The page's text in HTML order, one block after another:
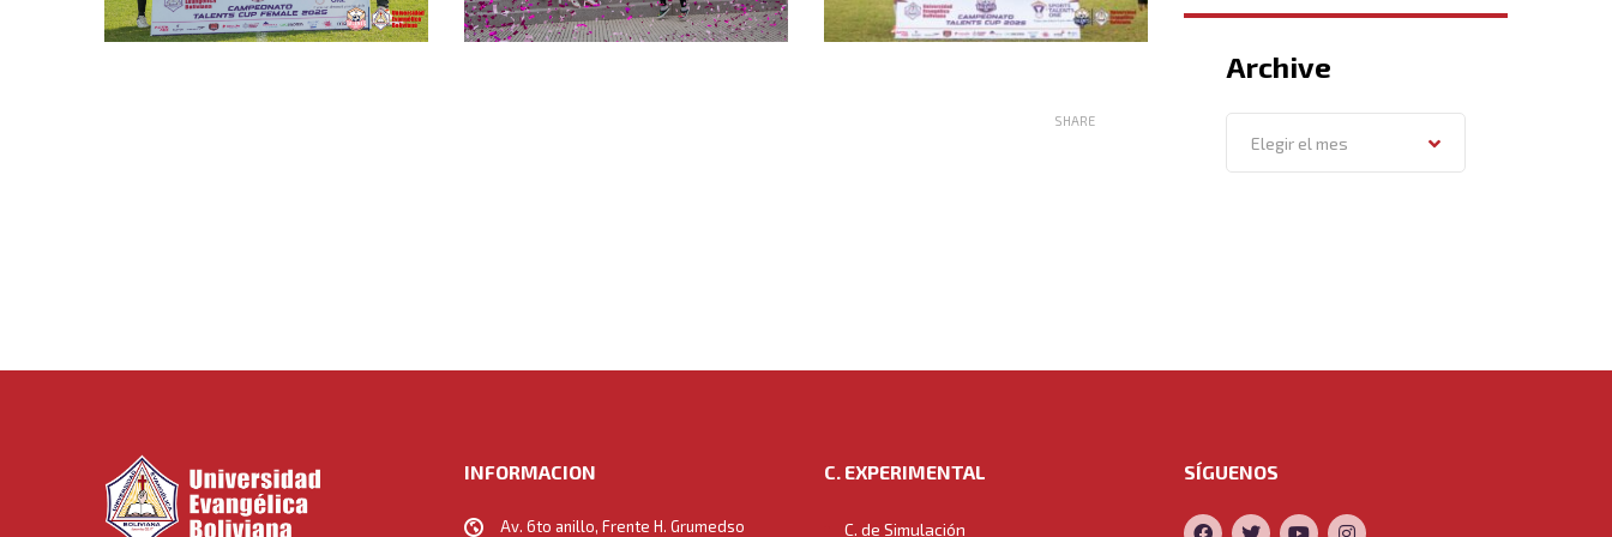
SHARE
Archive
Elegir el mes
INFORMACION
Av. 6to anillo, Frente H. Grumedso
C. EXPERIMENTAL
C. de Simulación
SÍGUENOS